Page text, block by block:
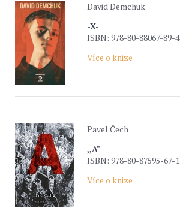
David Demchuk
-X-
ISBN: 978-80-88067-89-4
Více o knize
Pavel Čech
,,A"
ISBN: 978-80-87595-67-1
Více o knize